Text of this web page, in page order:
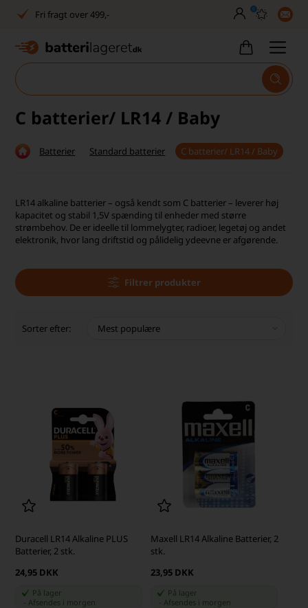
Fri fragt over 499,-
Dansk lager
1040+ glade kunder på Trustpilot
Dag-til-dag levering
Dansk lager
30 dages returret
Tlf. er lukket uge 27-32
1040+ glade kunder på Trustpilot
0
C batterier/ LR14 / Baby
Batterier Standard batterier C batterier/ LR14 / Baby
LR14 alkaline batterier – også kendt som C batterier – leverer høj
kapacitet og stabil 1,5V spænding til enheder med større
strømbehov. De er ideelle til lommelygter, radioer, legetøj og andet
elektronik, hvor lang driftstid og pålidelig ydeevne er afgørende.
Filtrer produkter
Sorter efter:
Duracell LR14 Alkaline PLUS
Batterier, 2 stk.
24,95 DKK
På lager
Afsendes i morgen
Maxell LR14 Alkaline Batterier, 2
stk.
23,95 DKK
På lager
Afsendes i morgen